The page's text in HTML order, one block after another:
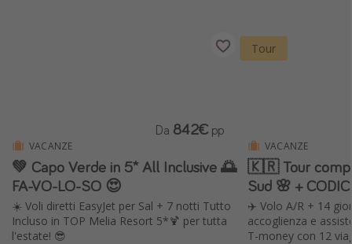
Calendario di viaggio
Festività del 2026
Città più visitate
VACANZE
💚 Capo Verde in 5* All Inclusive 🌅
FA-VO-LO-SO 😍
☀️ Voli diretti EasyJet per Sal + 7 notti Tutto
Incluso in TOP Melia Resort 5*🍹 per tutta
l'estate! 😎
Da 842€ pp
Tour
VACANZE
🇰🇷 Tour
Sud 🌸 +
✈️ Volo A/R + 14
accoglienza e
T-money con 12